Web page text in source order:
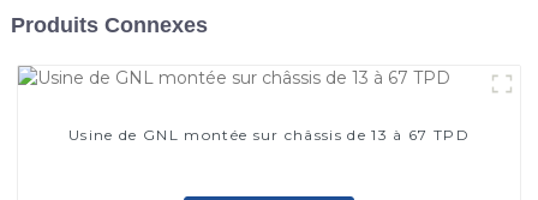
Produits Connexes
Usine de GNL montée sur châssis de 13 à 67 TPD